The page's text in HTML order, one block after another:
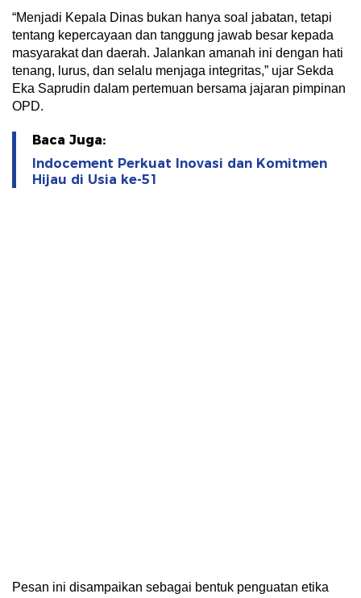
“Menjadi Kepala Dinas bukan hanya soal jabatan, tetapi
tentang kepercayaan dan tanggung jawab besar kepada
masyarakat dan daerah. Jalankan amanah ini dengan hati
tenang, lurus, dan selalu menjaga integritas,” ujar Sekda
Eka Saprudin dalam pertemuan bersama jajaran pimpinan
OPD.
Baca Juga:
Indocement Perkuat Inovasi dan Komitmen
Hijau di Usia ke-51
Pesan ini disampaikan sebagai bentuk penguatan etika